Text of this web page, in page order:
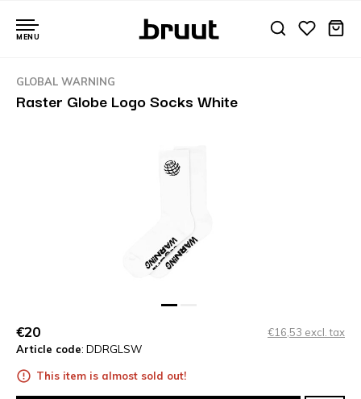
MENU
GLOBAL WARNING
Raster Globe Logo Socks White
€20
€16,53 excl. tax
Article code: DDRGLSW
This item is almost sold out!